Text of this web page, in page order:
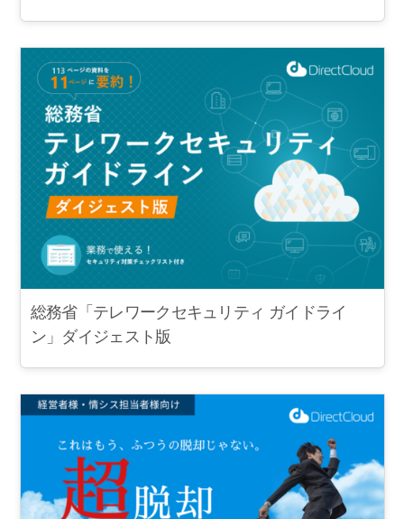
総務省「テレワークセキュリティ ガイドライ
ン」ダイジェスト版